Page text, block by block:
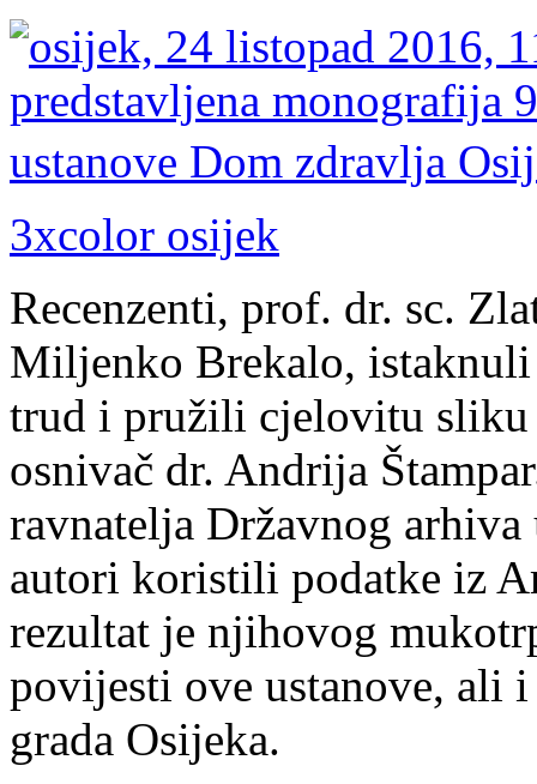
Recenzenti, prof. dr. sc.
Miljenko Brekalo,
trud i pružili cjelovitu
osnivač dr. Andrija
ravnatelja Državnog
autori koristili podatke iz
rezultat je njihovog
povijesti ove ustanove, ali
grada Osijeka.